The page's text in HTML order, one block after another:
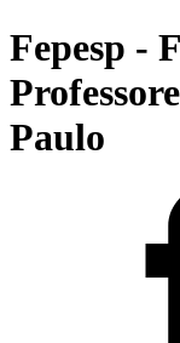
Fepesp -
Paulo